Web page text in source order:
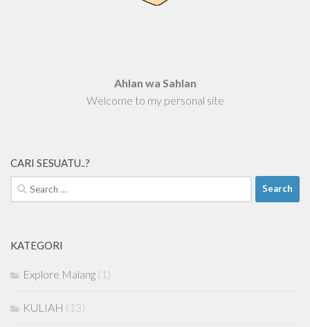
Ahlan wa Sahlan
Welcome to my personal site
CARI SESUATU..?
Search
for:
KATEGORI
Explore Malang (1)
KULIAH (13)